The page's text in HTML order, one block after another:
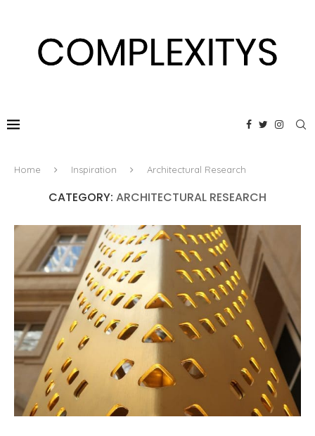
Home Inspiration Architectural Research
CATEGORY: ARCHITECTURAL RESEARCH